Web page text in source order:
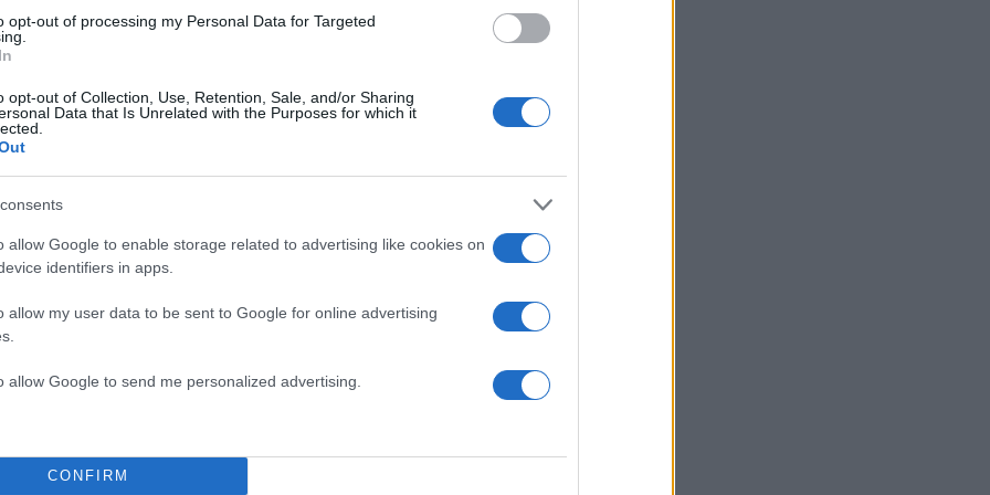
opt-out of processing my Personal Data for Targeted
opt-out of Collection, Use, Retention, Sale, and/or Sharing
Data that Is Unrelated with the Purposes for which it
allow Google to enable storage related to advertising like cookies on
identifiers in apps.
allow my user data to be sent to Google for online advertising
allow Google to send me personalized advertising.
CONFIRM